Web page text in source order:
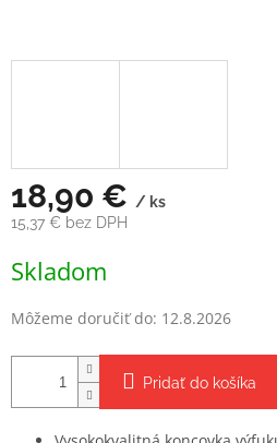
18,90 € / ks
15,37 € bez DPH
cena:
Skladom
Môžeme doručiť do: 12.8.2026
Pridať do košíka